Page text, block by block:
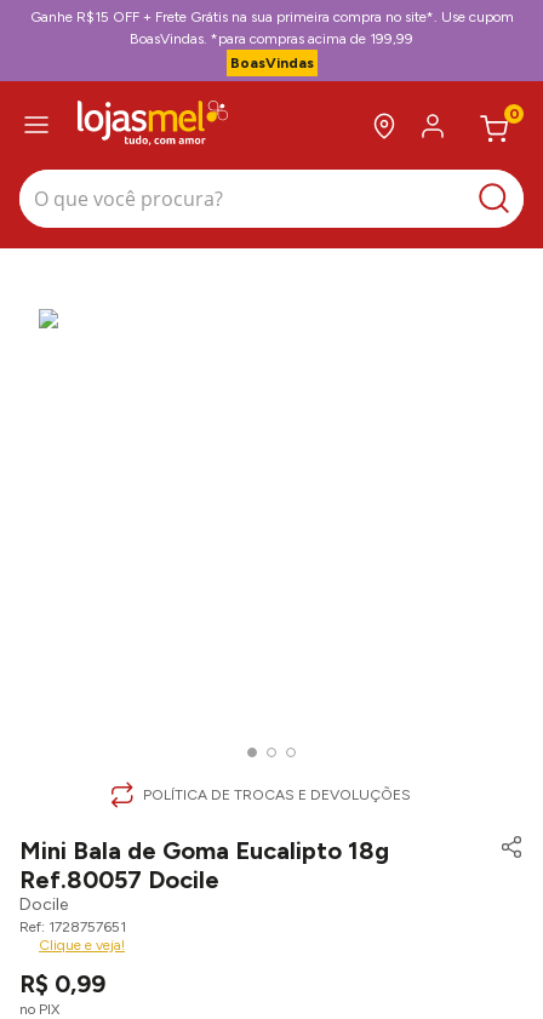
Ganhe R$15 OFF + Frete Grátis na sua primeira compra no site*. Use cupom
BoasVindas. *para compras acima de 199,99
BoasVindas
0
O que você procura?
POLÍTICA DE TROCAS E DEVOLUÇÕES
Mini Bala de Goma Eucalipto 18g
Ref.80057 Docile
Docile
1728757651
Clique e veja!
R$ 0,99
no PIX